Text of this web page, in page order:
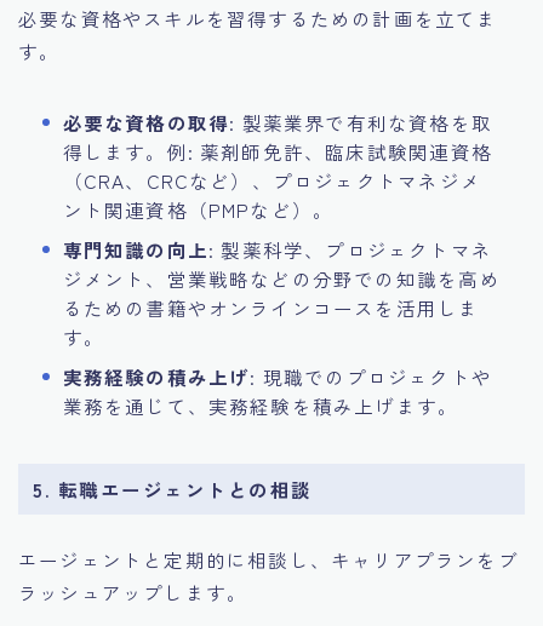
必要な資格やスキルを習得するための計画を立てま
す。
必要な資格の取得: 製薬業界で有利な資格を取
得します。例: 薬剤師免許、臨床試験関連資格
（CRA、CRCなど）、プロジェクトマネジメ
ント関連資格（PMPなど）。
専門知識の向上: 製薬科学、プロジェクトマネ
ジメント、営業戦略などの分野での知識を高め
るための書籍やオンラインコースを活用しま
す。
実務経験の積み上げ: 現職でのプロジェクトや
業務を通じて、実務経験を積み上げます。
5. 転職エージェントとの相談
エージェントと定期的に相談し、キャリアプランをブ
ラッシュアップします。